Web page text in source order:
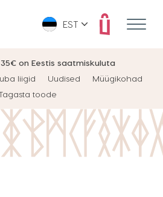
on Eestis saatmiskuluta
liigid Uudised
Müügikohad
toode
EST